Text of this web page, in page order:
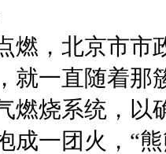
燃，北京市
就一直随着
燃烧系统，
成一团火，“